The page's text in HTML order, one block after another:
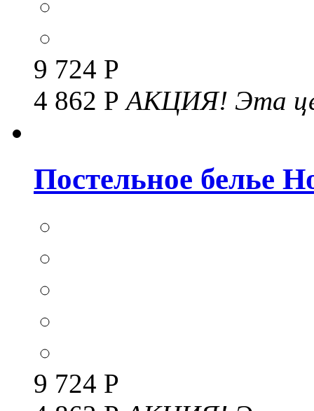
9 724 Р
4 862 РАКЦИЯ! Эта
Постельное белье
9 724 Р